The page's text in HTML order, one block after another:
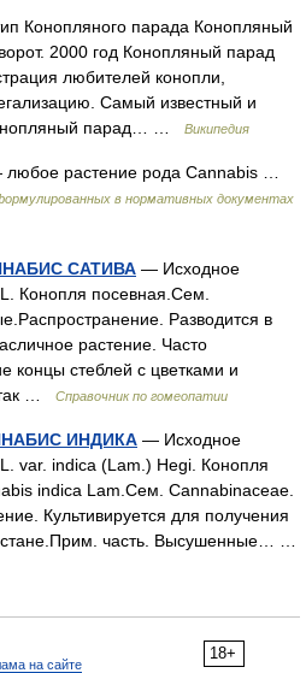
Конопляного парада Конопляный
2000 год Конопляный парад
любителей конопли,
Самый известный и
парад… …
Википедия
растение рода Cannabis …
в нормативных документах
САТИВА — Исходное
Конопля посевная.Сем.
Разводится в
растение. Часто
концы стеблей с цветками и
…
Справочник по гомеопатии
ИНДИКА — Исходное
var. indica (Lam.) Hegi. Конопля
indica Lam.Сем. Cannabinaceae.
Культивируется для получения
часть. Высушенные… …
18+
на сайте